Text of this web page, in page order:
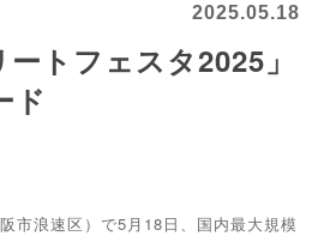
2025.05.18
ートフェスタ2025」
ド
市浪速区）で5月18日、国内最大規模